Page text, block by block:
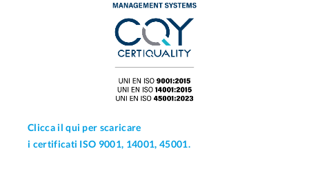
Clicca il qui per scaricare
i certificati ISO 9001, 14001, 45001.